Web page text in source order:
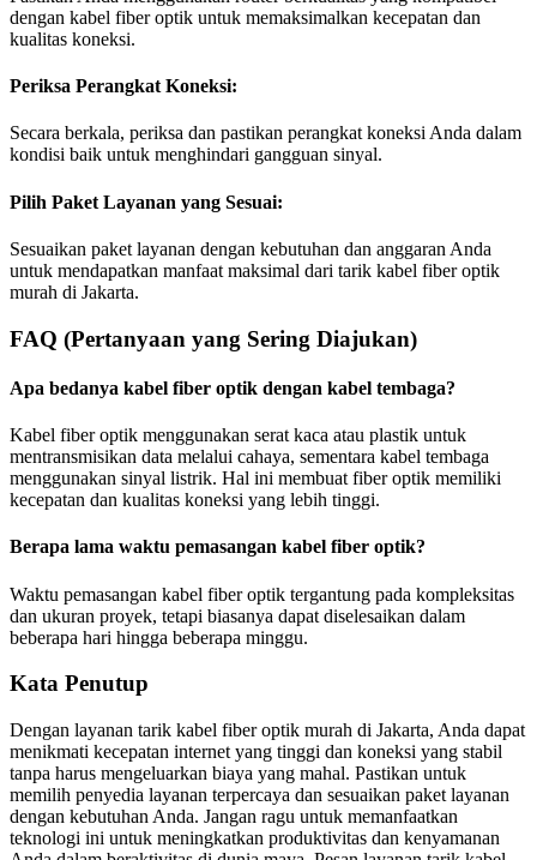
dengan kabel fiber optik untuk memaksimalkan kecepatan dan
kualitas koneksi.
Periksa Perangkat Koneksi:
Secara berkala, periksa dan pastikan perangkat koneksi Anda dalam
kondisi baik untuk menghindari gangguan sinyal.
Pilih Paket Layanan yang Sesuai:
Sesuaikan paket layanan dengan kebutuhan dan anggaran Anda
untuk mendapatkan manfaat maksimal dari tarik kabel fiber optik
murah di Jakarta.
FAQ (Pertanyaan yang Sering Diajukan)
Apa bedanya kabel fiber optik dengan kabel tembaga?
Kabel fiber optik menggunakan serat kaca atau plastik untuk
mentransmisikan data melalui cahaya, sementara kabel tembaga
menggunakan sinyal listrik. Hal ini membuat fiber optik memiliki
kecepatan dan kualitas koneksi yang lebih tinggi.
Berapa lama waktu pemasangan kabel fiber optik?
Waktu pemasangan kabel fiber optik tergantung pada kompleksitas
dan ukuran proyek, tetapi biasanya dapat diselesaikan dalam
beberapa hari hingga beberapa minggu.
Kata Penutup
Dengan layanan tarik kabel fiber optik murah di Jakarta, Anda dapat
menikmati kecepatan internet yang tinggi dan koneksi yang stabil
tanpa harus mengeluarkan biaya yang mahal. Pastikan untuk
memilih penyedia layanan terpercaya dan sesuaikan paket layanan
dengan kebutuhan Anda. Jangan ragu untuk memanfaatkan
teknologi ini untuk meningkatkan produktivitas dan kenyamanan